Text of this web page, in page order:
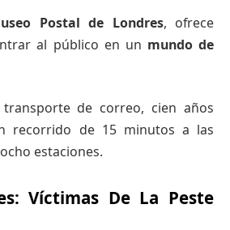
Postal de Londres, ofrece
al público en un mundo de
de correo, cien años
recorrido de 15 minutos a las
estaciones.
Víctimas De La Peste